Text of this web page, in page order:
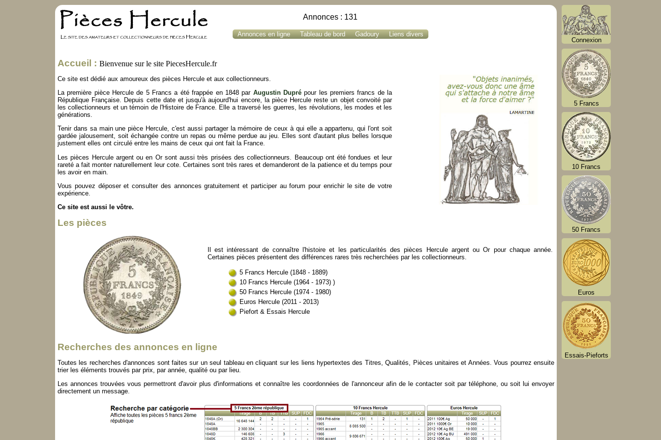
Annonces : 131
Annonces en ligne Tableau de bord Gadoury Liens divers
Accueil : Bienvenue sur le site PiecesHercule.fr
Ce site est dédié aux amoureux des pièces Hercule et aux collectionneurs.
La première pièce Hercule de 5 Francs a été frappée en 1848 par Augustin Duprépour les premiers francs de la
République Française. Depuis cette date et jusqu'à aujourd'hui encore, la pièce Hercule reste un objet convoité par
les collectionneurs et un témoin de l'Histoire de France. Elle a traversé les guerres, les révolutions, les modes et les
générations.
Tenir dans sa main une pièce Hercule, c'est aussi partager la mémoire de ceux à qui elle a appartenu, qui l'ont soit
gardée jalousement, soit échangée contre un repas ou même perdue au jeu. Elles sont d'autant plus belles lorsque
justement elles ont circulé entre les mains de ceux qui ont fait la France.
Les pièces Hercule argent ou en Or sont aussi très prisées des collectionneurs. Beaucoup ont été fondues et leur
rareté a fait monter naturellement leur cote. Certaines sont très rares et demanderont de la patience et du temps pour
les avoir en main.
Vous pouvez déposer et consulter des annonces gratuitement et participer au forum pour enrichir le site de votre
expérience.
Ce site est aussi le vôtre.
Les pièces
Il est intéressant de connaître l'histoire et les particularités des pièces Hercule argent ou Or pour chaque année.
Certaines pièces présentent des différences rares très recherchées par les collectionneurs.
5 Francs Hercule (1848 - 1889)
10 Francs Hercule (1964 - 1973) )
50 Francs Hercule (1974 - 1980)
Euros Hercule (2011 - 2013)
Piefort & Essais Hercule
Recherches des annonces en ligne
Toutes les recherches d'annonces sont faites sur un seul tableau en cliquant sur les liens hypertextes des Titres, Qualités, Pièces unitaires et Années. Vous pourrez ensuite
trier les éléments trouvés par prix, par année, qualité ou par lieu.
Les annonces trouvées vous permettront d'avoir plus d'informations et connaître les coordonnées de l'annonceur afin de le contacter soit par téléphone, ou soit lui envoyer
directement un message.
Connexion
5 Francs
10 Francs
50 Francs
Euros
Essais-Pieforts